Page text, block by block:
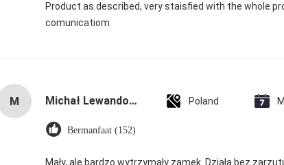
Product as described, very staisfied with the whole
comunicatiom
M Michał Lewandowski Poland
Bermanfaat (152)
Mały, ale bardzo wytrzymały zamek. Działa bez